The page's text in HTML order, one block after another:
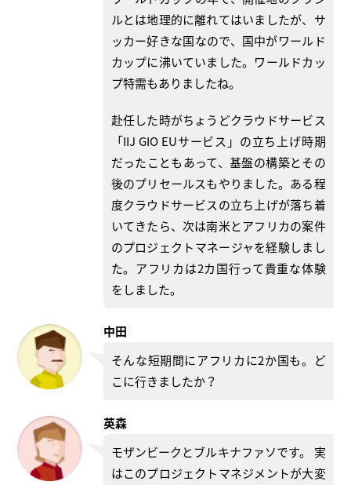
ルとは地理的に離れてはいましたが、サ
ッカー好きな国なので、国中がワールド
カップに沸いていました。ワールドカッ
プ特需もありましたね。
赴任した時がちょうどクラウドサービス
「IIJ GIO EUサービス」の立ち上げ時期
だったこともあって、基盤の構築とその
後のプリセールスもやりました。ある程
度クラウドサービスの立ち上げが落ち着
いてきたら、次は南米とアフリカの案件
のプロジェクトマネージャを経験しまし
た。アフリカは2カ国行って貴重な体験
をしました。
中田
そんな短期間にアフリカに2か国も。ど
こに行きましたか？
英森
モザンビークとブルキナファソです。 実
はこのプロジェクトマネジメントが大変